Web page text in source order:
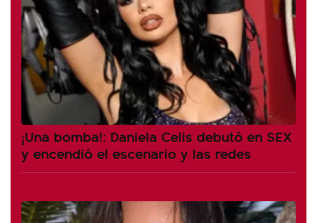
¡Una bomba!: Daniela Celis debutó en SEX
y encendió el escenario y las redes